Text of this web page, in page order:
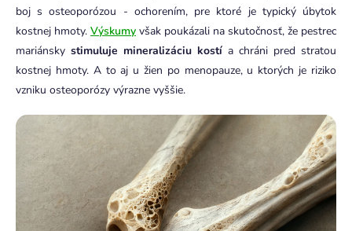
boj s osteoporózou - ochorením, pre ktoré je typický úbytok
kostnej hmoty. Výskumy však poukázali na skutočnosť, že pestrec
mariánsky stimuluje mineralizáciu kostí a chráni pred stratou
kostnej hmoty. A to aj u žien po menopauze, u ktorých je riziko
vzniku osteoporózy výrazne vyššie.